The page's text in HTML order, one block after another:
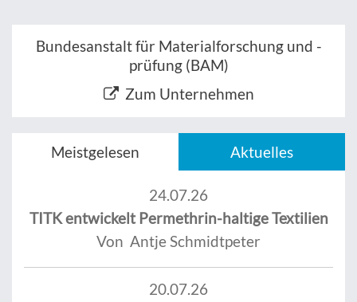
Bundesanstalt für Materialforschung und -
prüfung (BAM)
Zum Unternehmen
Meistgelesen Aktuelles
24.07.26
TITK entwickelt Permethrin-haltige Textilien
Von Antje Schmidtpeter
20.07.26